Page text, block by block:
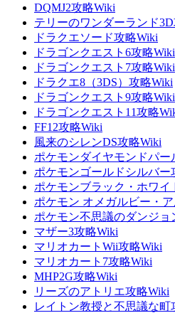
DQMJ2攻略Wiki
テリーのワンダーランド
ドラクエソード攻略Wiki
ドラゴンクエスト6攻略Wiki
ドラゴンクエスト7攻略Wiki
ドラクエ8（3DS）攻略Wiki
ドラゴンクエスト9攻略Wiki
ドラゴンクエスト11攻略
FF12攻略Wiki
風来のシレンDS攻略Wiki
ポケモンダイヤモンドパー
ポケモンゴールドシルバー
ポケモンブラック・ホワイ
ポケモン オメガルビー・
ポケモン不思議のダンジョ
マザー3攻略Wiki
マリオカートWii攻略Wiki
マリオカート7攻略Wiki
MHP2G攻略Wiki
リーズのアトリエ攻略Wiki
レイトン教授と不思議な町